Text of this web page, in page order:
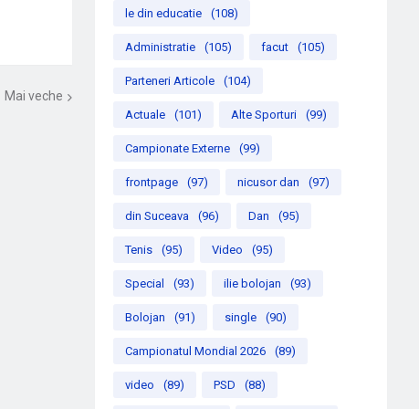
Mai veche
le din educatie (108)
Administratie (105) facut (105)
Parteneri Articole (104)
Actuale (101) Alte Sporturi (99)
Campionate Externe (99)
frontpage (97) nicusor dan (97)
din Suceava (96) Dan (95)
Tenis (95) Video (95)
Special (93) ilie bolojan (93)
Bolojan (91) single (90)
Campionatul Mondial 2026 (89)
video (89) PSD (88)